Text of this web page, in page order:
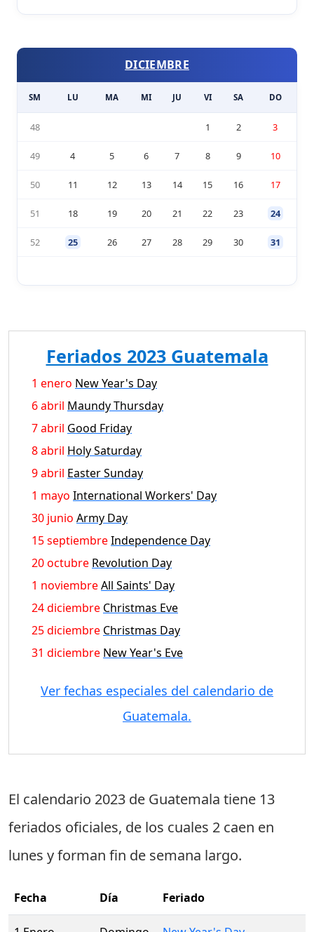
DICIEMBRE
SM LU MA MI JU VI SA DO
48 1 2 3
49 4 5 6 7 8 9 10
50 11 12 13 14 15 16 17
51 18 19 20 21 22 23 24
52 25 26 27 28 29 30 31
Feriados 2023 Guatemala
1 enero New Year's Day
6 abril Maundy Thursday
7 abril Good Friday
8 abril Holy Saturday
9 abril Easter Sunday
1 mayo International Workers' Day
30 junio Army Day
15 septiembreIndependence Day
20 octubre Revolution Day
1 noviembreAll Saints' Day
24 diciembre Christmas Eve
25 diciembre Christmas Day
31 diciembre New Year's Eve
Ver fechas especiales del calendario de
Guatemala.
El calendario 2023 de Guatemala tiene 13
feriados oficiales, de los cuales 2 caen en
lunes y forman fin de semana largo.
Fecha Día Feriado